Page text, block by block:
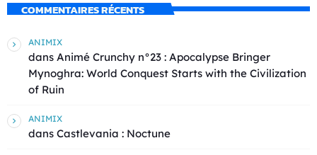
COMMENTAIRES RÉCENTS
ANIMIX
dans Animé Crunchy n°23 : Apocalypse Bringer
Mynoghra: World Conquest Starts with the Civilization
of Ruin
ANIMIX
dans Castlevania : Noctune